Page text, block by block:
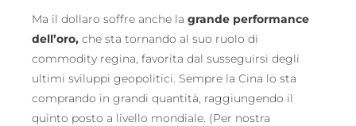
Ma il dollaro soffre anche lagrande performance
dell’oro, che sta tornando al suo ruolo di
commodity regina, favorita dal susseguirsi degli
ultimi sviluppi geopolitici. Sempre la Cina lo sta
comprando in grandi quantità, raggiungendo il
quinto posto a livello mondiale. (Per nostra